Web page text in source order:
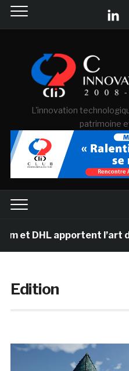
L'innovation
patrimoine
apportent l’art dans les
Edition